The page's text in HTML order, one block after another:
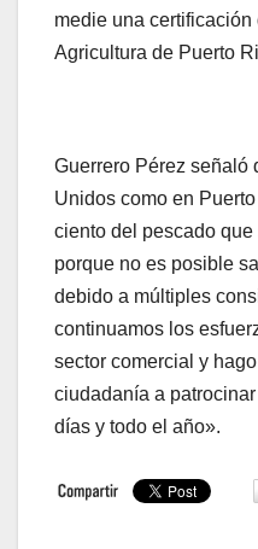
medie una
Agricultura de Puerto
Guerrero Pérez señaló
Unidos como en
ciento del pescado que
porque no es posible
debido a múltiples
continuamos los
sector comercial y
ciudadanía a
días y todo el año».